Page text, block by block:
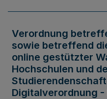
Verordnung
sowie betreffend
online gestützter
Hochschulen und
Digitalverordnung -